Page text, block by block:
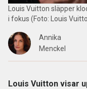
Louis Vuitton släpper
i fokus (Foto: Louis
Annika
Menckel
Louis Vuitton visar